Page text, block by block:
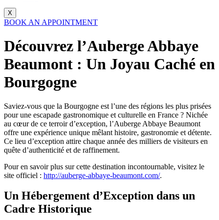
X
BOOK AN APPOINTMENT
Découvrez l’Auberge Abbaye
Beaumont : Un Joyau Caché en
Bourgogne
Saviez-vous que la Bourgogne est l’une des régions les plus prisées
pour une escapade gastronomique et culturelle en France ? Nichée
au cœur de ce terroir d’exception, l’Auberge Abbaye Beaumont
offre une expérience unique mêlant histoire, gastronomie et détente.
Ce lieu d’exception attire chaque année des milliers de visiteurs en
quête d’authenticité et de raffinement.
Pour en savoir plus sur cette destination incontournable, visitez le
site officiel : http://auberge-abbaye-beaumont.com/.
Un Hébergement d’Exception dans un
Cadre Historique